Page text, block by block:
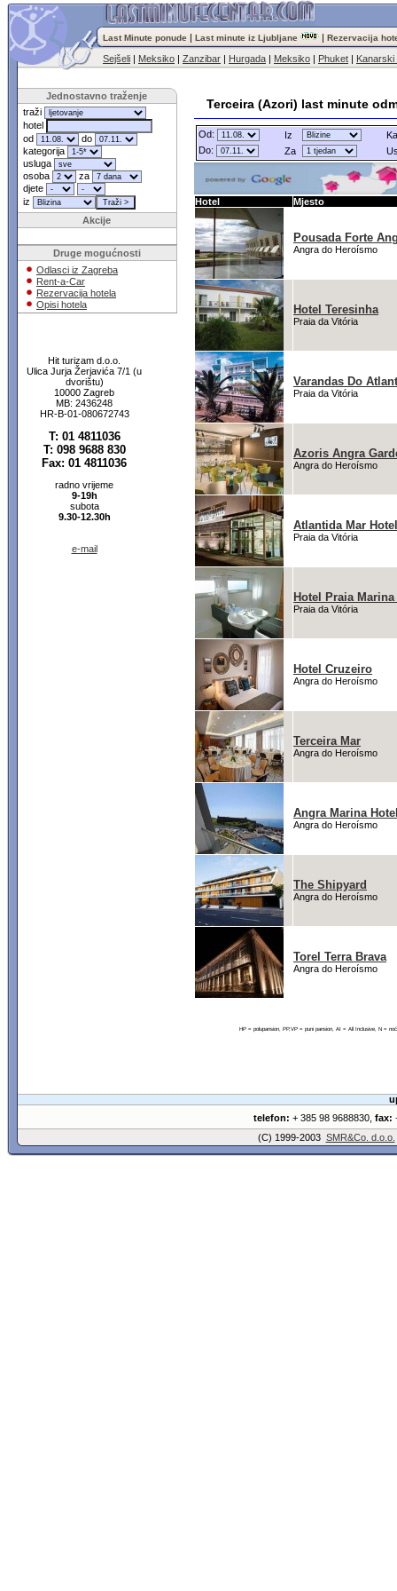
Terceira (Azori) last minute
Last Minute ponude | Last minute iz Ljubljane | Rezervacija
Sejšeli | Meksiko | Zanzibar | Hurgada | Meksiko | Phuket | Kanarski
Jednostavno traženje
traži
hotel
od
do
kategorija
usluga
osoba
za
djete
iz
Akcije
Druge mogućnosti
Odlasci iz Zagreba
Rent-a-Car
Rezervacija hotela
Opisi hotela
Hit turizam d.o.o.
Ulica Jurja Žerjavića 7/1 (u
dvorištu)
10000 Zagreb
MB: 2436248
HR-B-01-080672743
T: 01 4811036
T: 098 9688 830
Fax: 01 4811036
radno vrijeme
9-19h
subota
9.30-12.30h
e-mail
Od: Iz
Do:
Za
Hotel Mjesto
Pousada Forte
Angra do Heroísmo
Hotel Teresinha
Praia da Vitória
Varandas Do
Praia da Vitória
Azoris Angra
Angra do Heroísmo
Atlantida Mar Hotel
Praia da Vitória
Hotel Praia
Praia da Vitória
Hotel Cruzeiro
Angra do Heroísmo
Terceira Mar
Angra do Heroísmo
Angra Marina
Angra do Heroísmo
The Shipyard
Angra do Heroísmo
Torel Terra Brava
Angra do Heroísmo
HP = polupansion, PP,VP = puni pansion, AI = All Inclusive, N =
telefon: + 385 98 9688830, fax:
(C) 1999-2003 SMR&Co. d.o.o.